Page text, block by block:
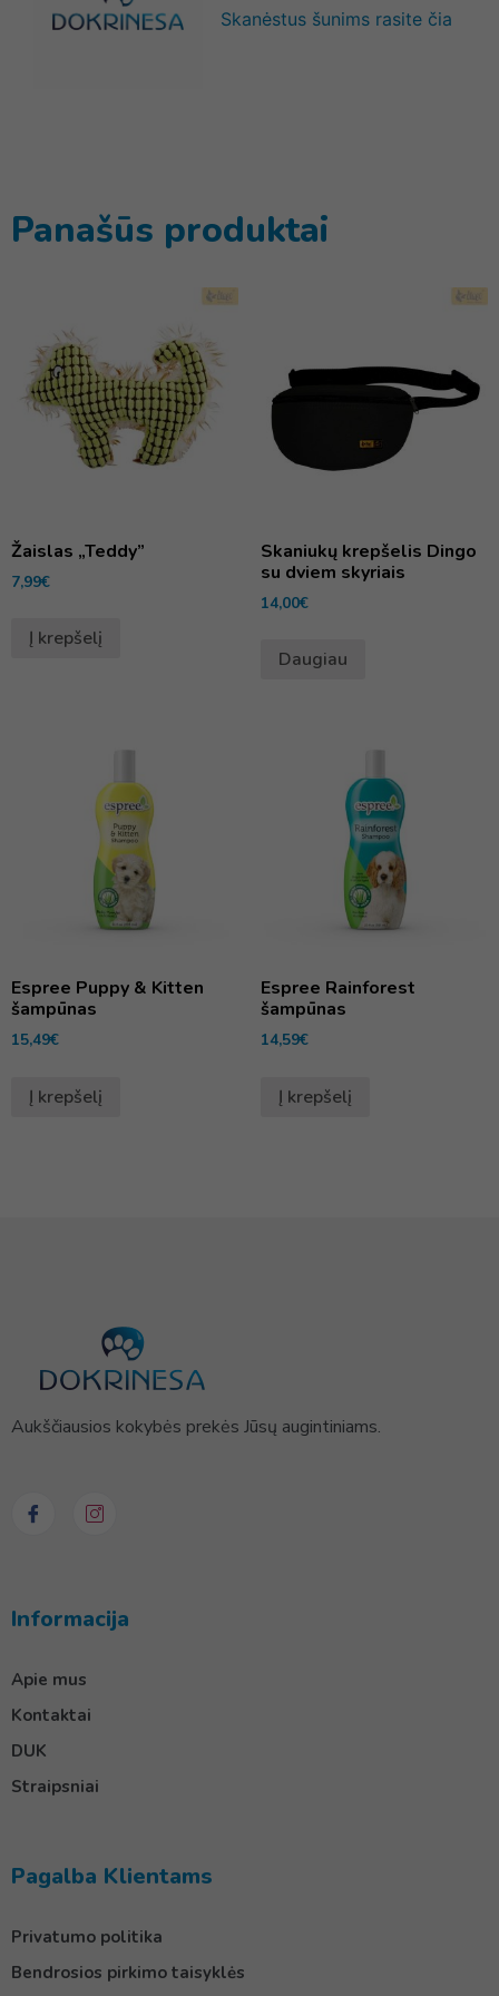
Skanėstus šunims rasite čia
Panašūs produktai
Žaislas „Teddy”
7,99€
Į krepšelį
Skaniukų krepšelis Dingo
su dviem skyriais
14,00€
Daugiau
Espree Puppy & Kitten
šampūnas
15,49€
Į krepšelį
Espree Rainforest
šampūnas
14,59€
Į krepšelį
Aukščiausios kokybės prekės Jūsų augintiniams.
Informacija
Apie mus
Kontaktai
DUK
Straipsniai
Pagalba Klientams
Privatumo politika
Bendrosios pirkimo taisyklės